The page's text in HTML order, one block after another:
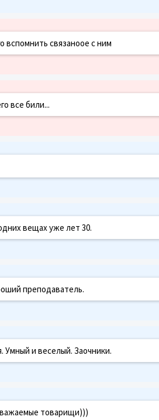
вспомнить связаноое с ним
все били...
вещах уже лет 30.
преподаватель.
Умный и веселый. Заочники.
товарищи)))